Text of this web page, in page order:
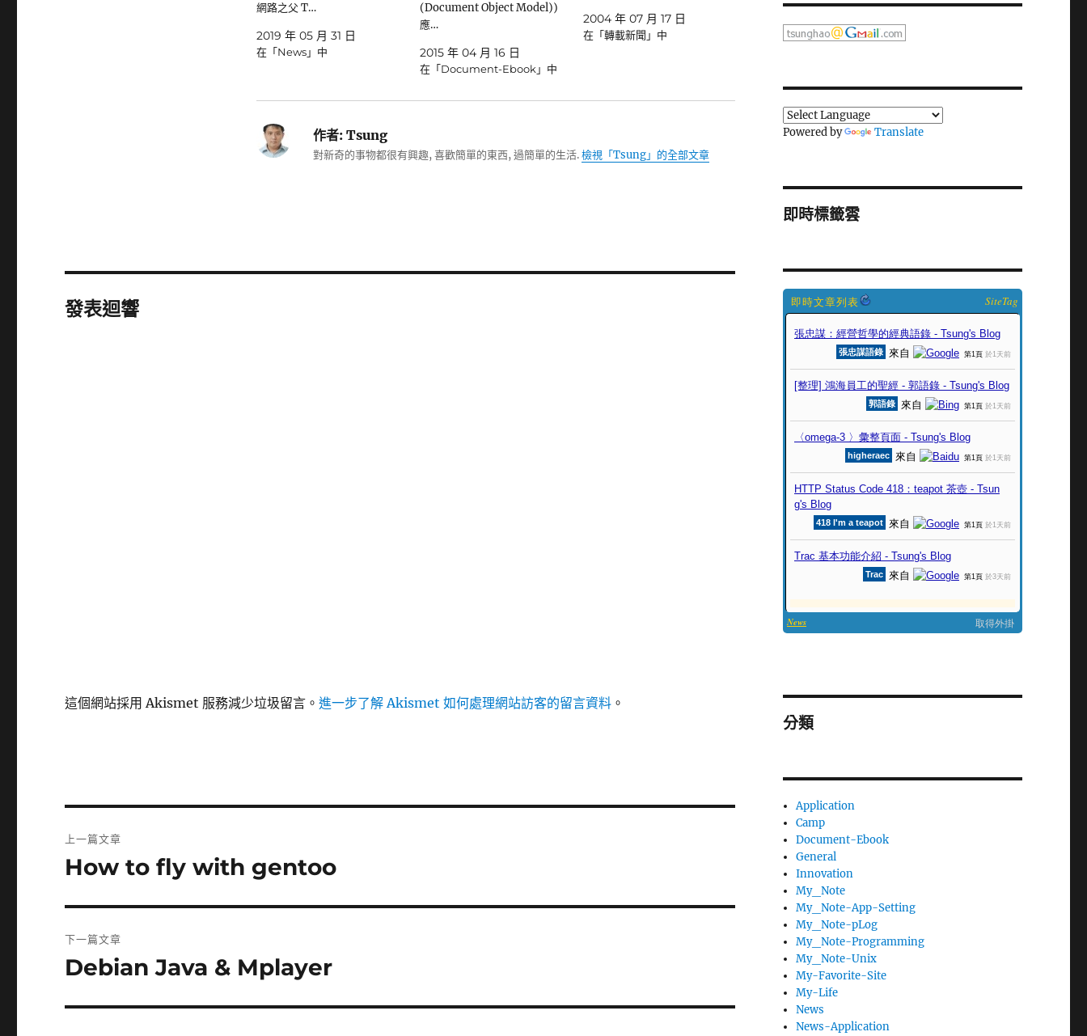
網路之父 T…
2019 年 05 月 31 日
在「News」中
(Document Object Model))
應…
2015 年 04 月 16 日
在「Document-Ebook」中
2004 年 07 月 17 日
在「轉載新聞」中
作者:Tsung
對新奇的事物都很有興趣, 喜歡簡單的東西, 過簡單的生活.檢視「Tsung」的全部文章
發表迴響
這個網站採用 Akismet 服務減少垃圾留言。進一步了解 Akismet 如何處理網站訪客的留言資料 。
章
上一篇文章
上
篇
文
How to fly with gentoo
下一篇文章
下
篇
Debian Java & Mplayer
Powered by Translate
即時標籤雲
SiteTag
分類
Application
Camp
Document-Ebook
General
Innovation
My_Note
My_Note-App-Setting
My_Note-pLog
My_Note-Programming
My_Note-Unix
My-Favorite-Site
My-Life
News
News-Application